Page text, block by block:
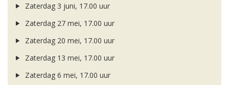
Zaterdag 3 juni, 17.00 uur
Zaterdag 27 mei, 17.00 uur
Zaterdag 20 mei, 17.00 uur
Zaterdag 13 mei, 17.00 uur
Zaterdag 6 mei, 17.00 uur